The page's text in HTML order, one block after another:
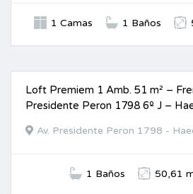
1 Camas 1 Baños
Loft Premiem 1 Amb. 51 m² –
Presidente Peron 1798 6º J –
Av. Presidente Peron 1798 -
1 Baños 50,61